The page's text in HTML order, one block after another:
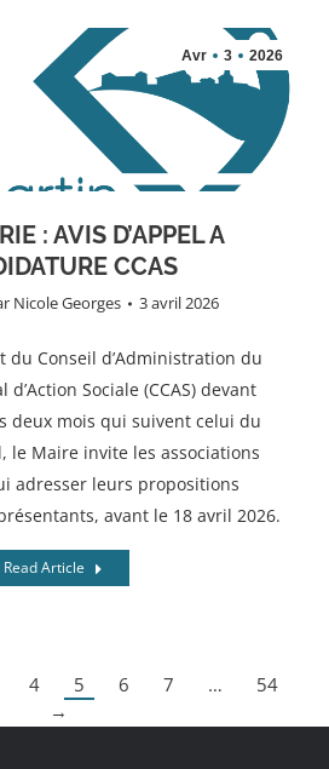
: AVIS D’APPEL A
CCAS
Nicole Georges 3 avril 2026
Avr 3 2026
du Conseil d’Administration du
Sociale (CCAS) devant
deux mois qui suivent celui du
le Maire invite les associations
adresser leurs propositions
avant le 18 avril 2026.
Read Article
4 5 6 7 …
54
→